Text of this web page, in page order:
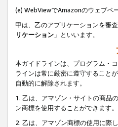
(e) WebViewでAmazonのウェブペ
甲は、乙のアプリケーションを審
リケーション 」といいます。
本ガイドラインは、プログラム・
ラインは常に厳密に遵守すること
自動的に解除されます。
1. 乙は、アマゾン・サイトの商品
ン商標を使用することができます。
2. 乙は、アマゾン商標の使用に際